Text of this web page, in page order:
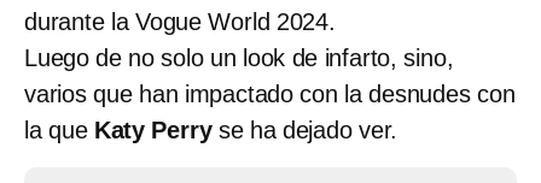
durante la Vogue World 2024.
Luego de no solo un look de infarto, sino,
varios que han impactado con la desnudes con
la que Katy Perry se ha dejado ver.